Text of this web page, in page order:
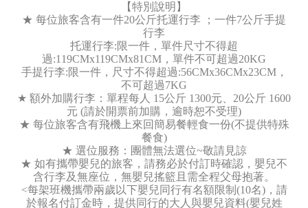
【特別說明】
★ 每位旅客含有一件20公斤托運行李 ；一件7公斤手提
行李
托運行李:限一件，單件尺寸不得超
過:119CMx119CMx81CM，單件不可超過20KG
手提行李:限一件，尺寸不得超過:56CMx36CMx23CM，
不可超過7KG
★ 額外加購行李：單程每人 15公斤 1300元、20公斤 1600
元 (請於開票前加購，逾時恕不受理)
★ 每位旅客含有飛機上來回簡易餐輕食一份(不提供特殊
餐食)
★ 選位服務：團體無法選位~敬請見諒
★ 如有攜帶嬰兒的旅客，請務必於付訂時確認，嬰兒不
含行李及無座位，無嬰兒搖籃且需全程父母抱著。
<每架班機攜帶兩歲以下嬰兒同行有名額限制(10名)，請
於報名付訂金時，提供同行的大人與嬰兒資料(嬰兒姓